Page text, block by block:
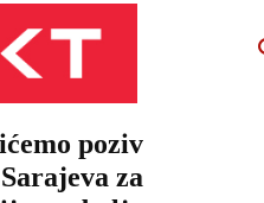
poziv
za